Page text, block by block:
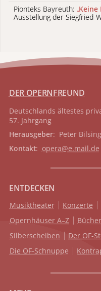
Pionteks Bayreuth: „Keine
Ausstellung der Siegfried-
DER OPERNFREUND
Deutschlands ältestes
57. Jahrgang
Herausgeber: Peter Bilsing
Kontakt: opera@e.mail.de
ENTDECKEN
Musiktheater Konzerte
Opernhäuser A–Z
Silberscheiben
Der OF-
Die OF-Schnuppe